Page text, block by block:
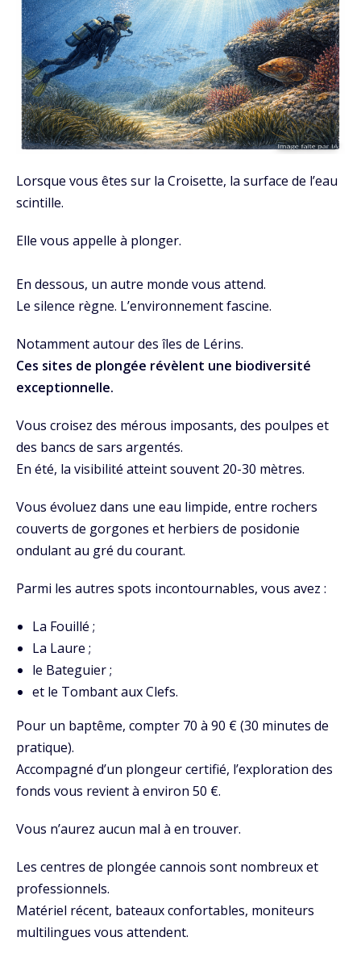
Lorsque vous êtes sur la Croisette, la surface de l’eau
scintille.
Elle vous appelle à plonger.
En dessous, un autre monde vous attend.
Le silence règne. L’environnement fascine.
Notamment autour des îles de Lérins.
Ces sites de plongée révèlent une biodiversité
exceptionnelle.
Vous croisez des mérous imposants, des poulpes et
des bancs de sars argentés.
En été, la visibilité atteint souvent 20-30 mètres.
Vous évoluez dans une eau limpide, entre rochers
couverts de gorgones et herbiers de posidonie
ondulant au gré du courant.
Parmi les autres spots incontournables, vous avez :
La Fouillé ;
La Laure ;
le Bateguier ;
et le Tombant aux Clefs.
Pour un baptême, compter 70 à 90 € (30 minutes de
pratique).
Accompagné d’un plongeur certifié, l’exploration des
fonds vous revient à environ 50 €.
Vous n’aurez aucun mal à en trouver.
Les centres de plongée cannois sont nombreux et
professionnels.
Matériel récent, bateaux confortables, moniteurs
multilingues vous attendent.